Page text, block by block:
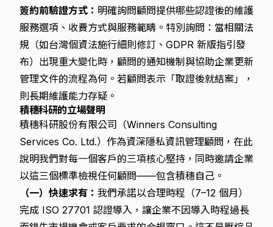
簽約前驗證方式： 明確詢問顧問提供哪些認證後的維護
服務選項、收費方式與服務範疇。特別詢問：當相關法
規（如台灣個資法施行細則修訂、GDPR 新版指引發
布）出現重大變化時，顧問的通知機制與協助企業更新
管理文件的流程為何。若顧問表示「取證後就結案」，
則長期維護能力存疑。
積穗科研的立場聲明
積穗科研股份有限公司（Winners Consulting
Services Co. Ltd.）作為資深隱私資訊管理顧問，在此
說明我們對每一個客戶的三項核心堅持，同時邀請企業
以這三個標準檢視任何顧問——包含積穗自己。
（一）快速求有： 我們承諾以合理時程（7–12 個月）
完成 ISO 27701 認證導入，讓企業不因導入時程過長